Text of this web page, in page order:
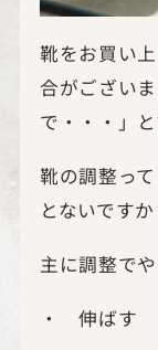
靴をお買い
合がござい
で・・・」
靴の調整っ
とないですか
主に調整で
・ 伸ばす